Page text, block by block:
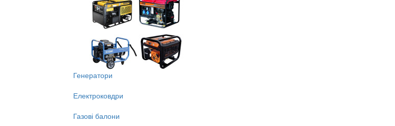
Генератори
Електроковдри
Газові балони